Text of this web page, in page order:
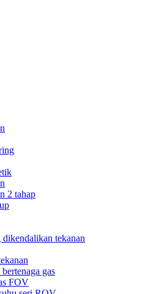
2 tahap
tekanan
gas
FOV